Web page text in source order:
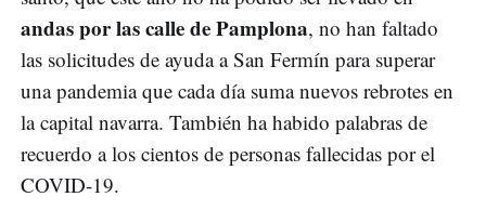
andas por las calle de Pamplona, no han faltado
las solicitudes de ayuda a San Fermín para superar
una pandemia que cada día suma nuevos rebrotes en
la capital navarra. También ha habido palabras de
recuerdo a los cientos de personas fallecidas por el
COVID-19.